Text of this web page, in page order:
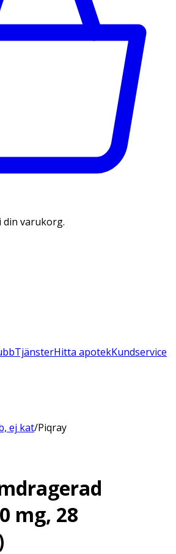
varukorg.
TjänsterHitta apotekKundservice
ej kat/Piqray
mg, 28